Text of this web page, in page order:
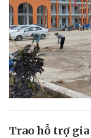
Trao hỗ trợ